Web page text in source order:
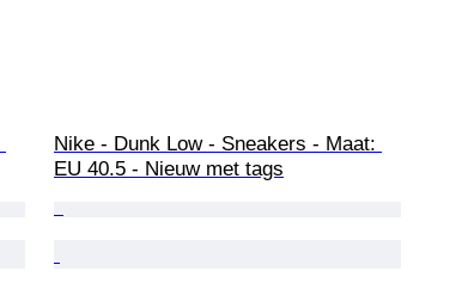
Nike - Dunk Low - Sneakers - Maat:
EU 40.5 - Nieuw met tags